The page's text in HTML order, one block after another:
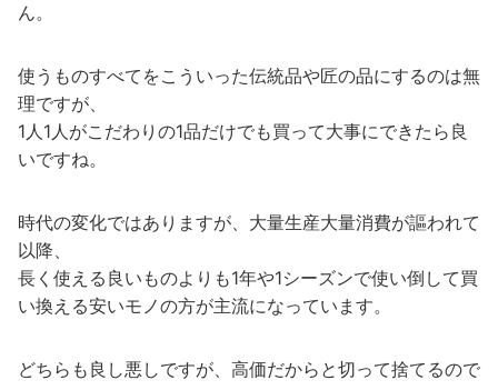
ん。
使うものすべてをこういった伝統品や匠の品にするのは無
理ですが、
1人1人がこだわりの1品だけでも買って大事にできたら良
いですね。
時代の変化ではありますが、大量生産大量消費が謳われて
以降、
長く使える良いものよりも1年や1シーズンで使い倒して買
い換える安いモノの方が主流になっています。
どちらも良し悪しですが、高価だからと切って捨てるので